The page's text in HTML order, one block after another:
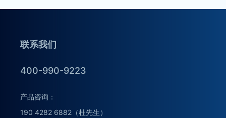
联系我们
400-990-9223
产品咨询：
190 4282 6882（杜先生）